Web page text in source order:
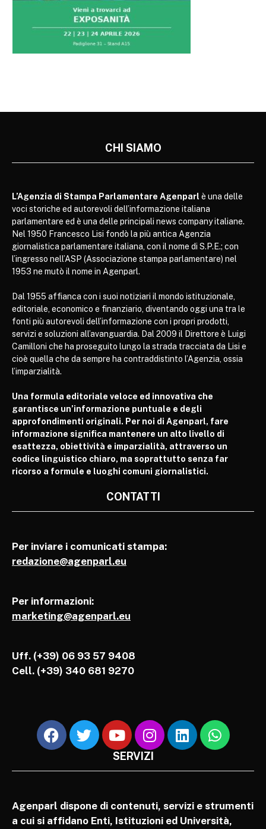
CHI SIAMO
L’Agenzia di Stampa Parlamentare Agenparl è una delle
voci storiche ed autorevoli dell’informazione italiana
parlamentare ed è una delle principali news company italiane.
Nel 1950 Francesco Lisi fondò la più antica Agenzia
giornalistica parlamentare italiana, con il nome di S.P.E.; con
l’ingresso nell’ASP (Associazione stampa parlamentare) nel
1953 ne mutò il nome in Agenparl.
Dal 1955 affianca con i suoi notiziari il mondo istituzionale,
editoriale, economico e finanziario, diventando oggi una tra le
fonti più autorevoli dell’informazione con i propri prodotti,
servizi e soluzioni all’avanguardia. Dal 2009 il Direttore è Luigi
Camilloni che ha proseguito lungo la strada tracciata da Lisi e
cioè quella che da sempre ha contraddistinto l’Agenzia, ossia
l’imparzialità.
Una formula editoriale veloce ed innovativa che
garantisce un’informazione puntuale e degli
approfondimenti originali. Per noi di Agenparl, fare
informazione significa mantenere un alto livello di
esattezza, obiettività e imparzialità, attraverso un
codice linguistico chiaro, ma soprattutto senza far
ricorso a formule e luoghi comuni giornalistici.
CONTATTI
Per inviare i comunicati stampa:
redazione@agenparl.eu
Per informazioni:
marketing@agenparl.eu
Uff. (+39) 06 93 57 9408
Cell. (+39) 340 681 9270
SERVIZI
Agenparl dispone di contenuti, servizi e strumenti
a cui si affidano Enti, Istituzioni ed Università,